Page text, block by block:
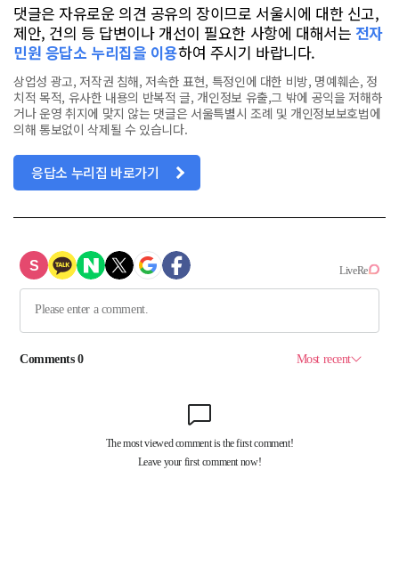
댓글은 자유로운 의견 공유의 장이므로 서울시에 대한 신고,
제안, 건의 등 답변이나 개선이 필요한 사항에 대해서는 전자
민원 응답소 누리집을 이용하여 주시기 바랍니다.
상업성 광고, 저작권 침해, 저속한 표현, 특정인에 대한 비방, 명예훼손, 정
치적 목적, 유사한 내용의 반복적 글, 개인정보 유출,그 밖에 공익을 저해하
거나 운영 취지에 맞지 않는 댓글은 서울특별시 조례 및 개인정보보호법에
의해 통보없이 삭제될 수 있습니다.
응답소 누리집 바로가기